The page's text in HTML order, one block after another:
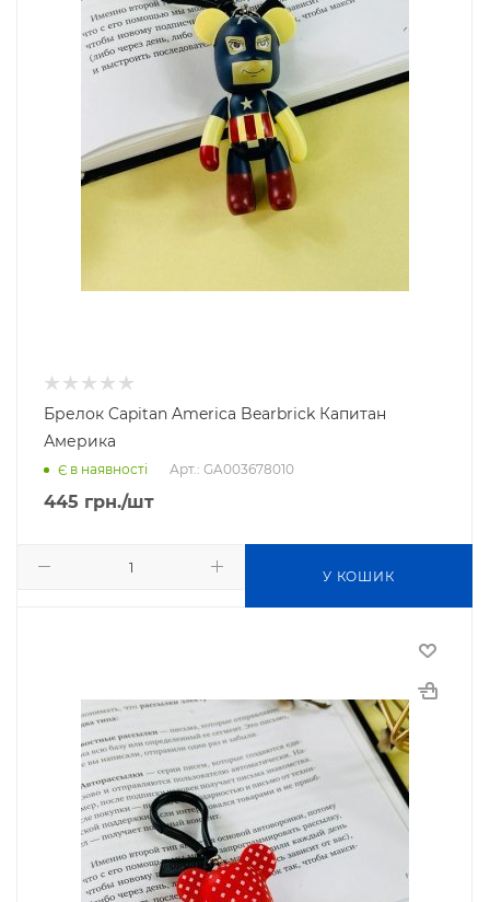
Брелок Capitan America Bearbrick Капитан
Америка
Є в наявності Арт.: GA003678010
445 грн./шт
У КОШИК